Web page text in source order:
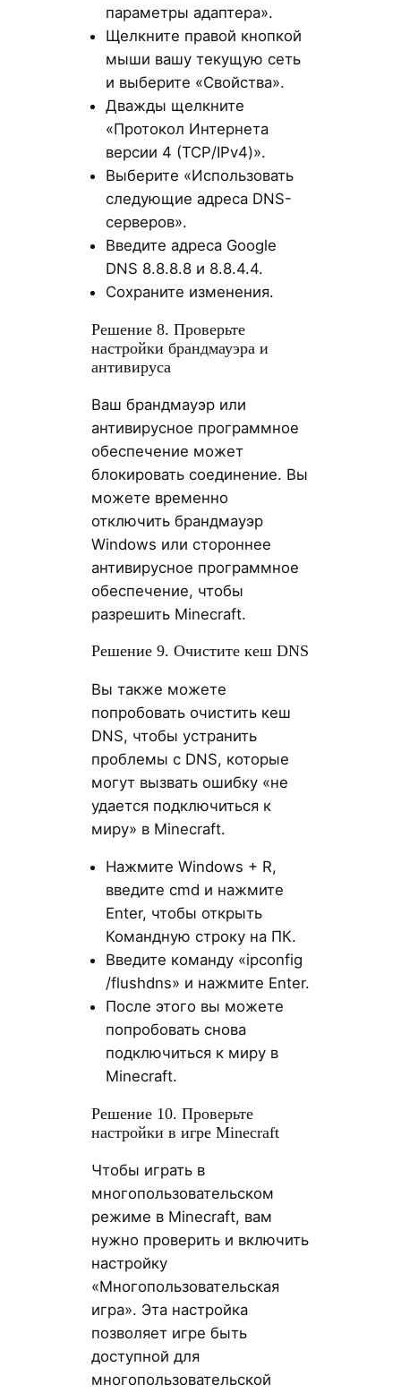
параметры адаптера».
Щелкните правой кнопкой
мыши вашу текущую сеть
и выберите «Свойства».
Дважды щелкните
«Протокол Интернета
версии 4 (TCP/IPv4)».
Выберите «Использовать
следующие адреса DNS-
серверов».
Введите адреса Google
DNS 8.8.8.8 и 8.8.4.4.
Сохраните изменения.
Решение 8. Проверьте
настройки брандмауэра и
антивируса
Ваш брандмауэр или
антивирусное программное
обеспечение может
блокировать соединение. Вы
можете временно
отключить брандмауэр
Windows или стороннее
антивирусное программное
обеспечение, чтобы
разрешить Minecraft.
Решение 9. Очистите кеш DNS
Вы также можете
попробовать очистить кеш
DNS, чтобы устранить
проблемы с DNS, которые
могут вызвать ошибку «не
удается подключиться к
миру» в Minecraft.
Нажмите Windows + R,
введите cmd и нажмите
Enter, чтобы открыть
Командную строку на ПК.
Введите команду «ipconfig
/flushdns» и нажмите Enter.
После этого вы можете
попробовать снова
подключиться к миру в
Minecraft.
Решение 10. Проверьте
настройки в игре Minecraft
Чтобы играть в
многопользовательском
режиме в Minecraft, вам
нужно проверить и включить
настройку
«Многопользовательская
игра». Эта настройка
позволяет игре быть
доступной для
многопользовательской